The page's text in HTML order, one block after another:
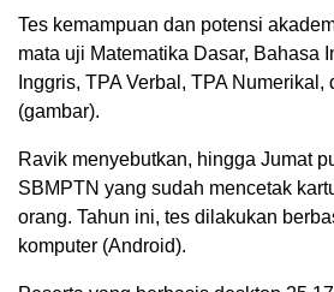
Tes kemampuan dan potensi
mata uji Matematika Dasar, Bahasa
Inggris, TPA Verbal, TPA Numerikal,
(gambar).
Ravik menyebutkan, hingga Jumat
SBMPTN yang sudah mencetak
orang. Tahun ini, tes dilakukan
komputer (Android).